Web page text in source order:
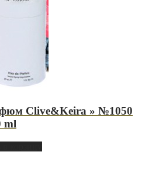
Clive&Keira » №1050
ml